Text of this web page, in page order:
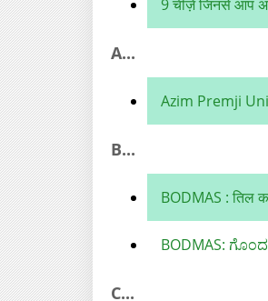
9 चीज़ें जिनसे आप
A...
Azim Premji
B...
BODMAS : तिल
BODMAS:
C...